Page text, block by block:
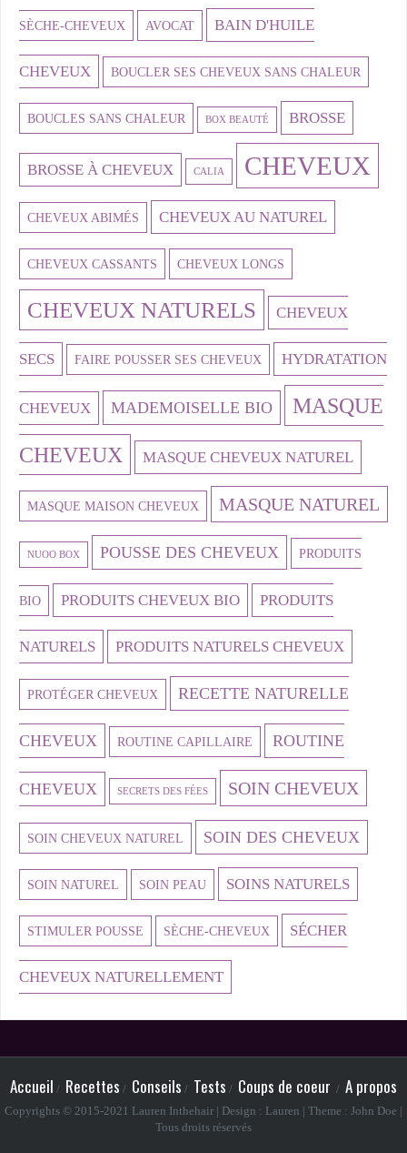
SÈCHE-CHEVEUX AVOCAT BAIN D'HUILE
CHEVEUX BOUCLER SES CHEVEUX SANS CHALEUR
BOUCLES SANS CHALEUR BOX BEAUTÉ BROSSE
BROSSE À CHEVEUX CALIA CHEVEUX
CHEVEUX ABIMÉS CHEVEUX AU NATUREL
CHEVEUX CASSANTS CHEVEUX LONGS
CHEVEUX NATURELS CHEVEUX
SECS FAIRE POUSSER SES CHEVEUX HYDRATATION
CHEVEUX MADEMOISELLE BIO
MASQUE
CHEVEUX
MASQUE CHEVEUX NATUREL
MASQUE MAISON CHEVEUX MASQUE NATUREL
NUOO BOX POUSSE DES CHEVEUX PRODUITS
BIO PRODUITS CHEVEUX BIO PRODUITS
NATURELS PRODUITS NATURELS CHEVEUX
PROTÉGER CHEVEUX RECETTE NATURELLE
CHEVEUX ROUTINE CAPILLAIRE ROUTINE
CHEVEUX SECRETS DES FÉES SOIN CHEVEUX
SOIN CHEVEUX NATUREL SOIN DES CHEVEUX
SOIN NATUREL SOIN PEAU SOINS NATURELS
STIMULER POUSSE SÈCHE-CHEVEUX SÉCHER
CHEVEUX NATURELLEMENT
Accueil Recettes Conseils Tests Coups de coeur A propos
Copyrights © 2015-2021 Lauren Inthehair | Design : Lauren | Theme : John Doe |
Tous droits réservés